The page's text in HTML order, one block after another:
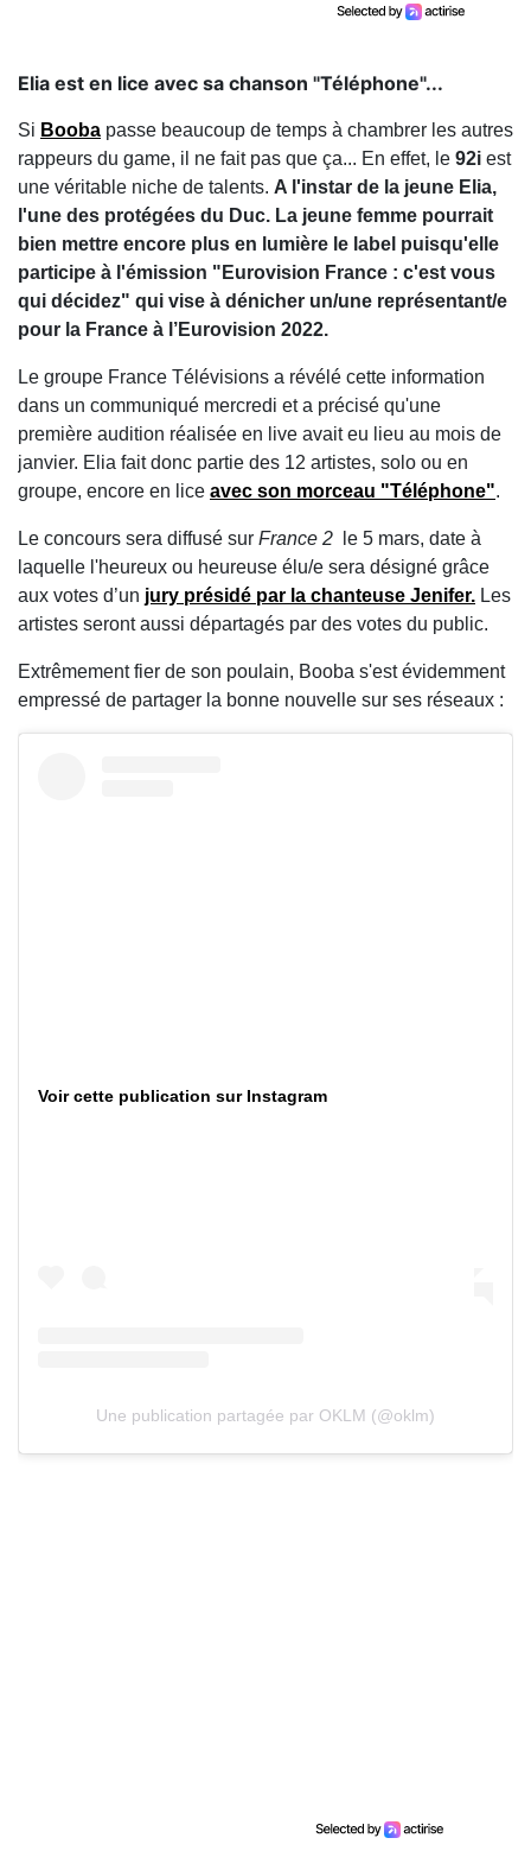
Elia est en lice avec sa chanson "Téléphone"...
Si Booba passe beaucoup de temps à chambrer les autres
rappeurs du game, il ne fait pas que ça... En effet, le 92i est
une véritable niche de talents. A l'instar de la jeune Elia,
l'une des protégées du Duc. La jeune femme pourrait
bien mettre encore plus en lumière le label puisqu'elle
participe à l'émission "Eurovision France : c'est vous
qui décidez" qui vise à dénicher un/une représentant/e
pour la France à l’Eurovision 2022.
Le groupe France Télévisions a révélé cette information
dans un communiqué mercredi et a précisé qu'une
première audition réalisée en live avait eu lieu au mois de
janvier. Elia fait donc partie des 12 artistes, solo ou en
groupe, encore en lice avec son morceau "Téléphone".
Le concours sera diffusé sur France 2
le 5 mars, date à
laquelle l'heureux ou heureuse élu/e sera désigné grâce
aux votes d’un jury présidé par la chanteuse Jenifer. Les
artistes seront aussi départagés par des votes du public.
Extrêmement fier de son poulain, Booba s'est évidemment
empressé de partager la bonne nouvelle sur ses réseaux :
Voir cette publication sur Instagram
Une publication partagée par OKLM (@oklm)